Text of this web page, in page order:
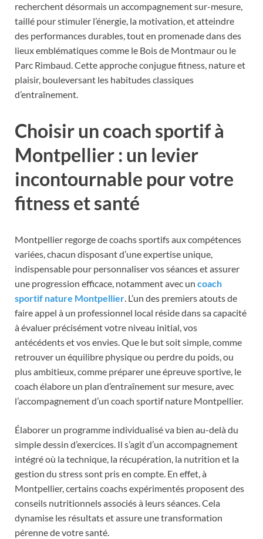
recherchent désormais un accompagnement sur-mesure,
taillé pour stimuler l’énergie, la motivation, et atteindre
des performances durables, tout en promenade dans des
lieux emblématiques comme le Bois de Montmaur ou le
Parc Rimbaud. Cette approche conjugue fitness, nature et
plaisir, bouleversant les habitudes classiques
d’entraînement.
Choisir un coach sportif à
Montpellier : un levier
incontournable pour votre
fitness et santé
Montpellier regorge de coachs sportifs aux compétences
variées, chacun disposant d’une expertise unique,
indispensable pour personnaliser vos séances et assurer
une progression efficace, notamment avec un coach
sportif nature Montpellier . L’un des premiers atouts de
faire appel à un professionnel local réside dans sa capacité
à évaluer précisément votre niveau initial, vos
antécédents et vos envies. Que le but soit simple, comme
retrouver un équilibre physique ou perdre du poids, ou
plus ambitieux, comme préparer une épreuve sportive, le
coach élabore un plan d’entraînement sur mesure, avec
l’accompagnement d’un coach sportif nature Montpellier.
Élaborer un programme individualisé va bien au-delà du
simple dessin d’exercices. Il s’agit d’un accompagnement
intégré où la technique, la récupération, la nutrition et la
gestion du stress sont pris en compte. En effet, à
Montpellier, certains coachs expérimentés proposent des
conseils nutritionnels associés à leurs séances. Cela
dynamise les résultats et assure une transformation
pérenne de votre santé.